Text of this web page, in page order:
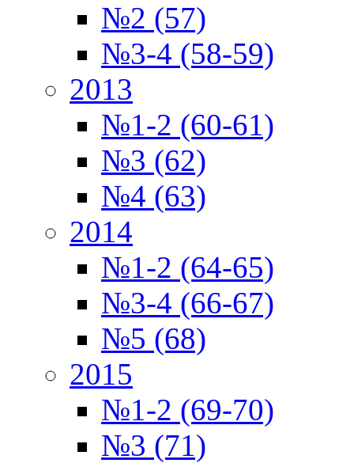
№2 (57)
№3-4 (58-59)
2013
№1-2 (60-61)
№3 (62)
№4 (63)
2014
№1-2 (64-65)
№3-4 (66-67)
№5 (68)
2015
№1-2 (69-70)
№3 (71)